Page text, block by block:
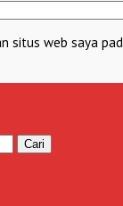
situs web saya